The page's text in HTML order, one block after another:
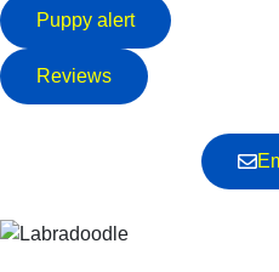
Puppy alert
Reviews